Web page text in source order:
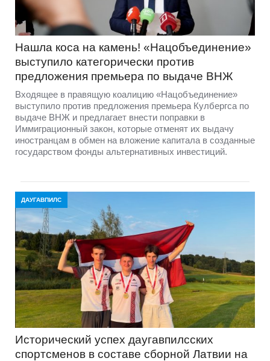
Нашла коса на камень! «Нацобъединение»
выступило категорически против
предложения премьера по выдаче ВНЖ
Входящее в правящую коалицию «Нацобъединение»
выступило против предложения премьера Кулбергса по
выдаче ВНЖ и предлагает внести поправки в
Иммиграционный закон, которые отменят их выдачу
иностранцам в обмен на вложение капитала в созданные
государством фонды альтернативных инвестиций.
ДАУГАВПИЛС
Исторический успех даугавпилсских
спортсменов в составе сборной Латвии на